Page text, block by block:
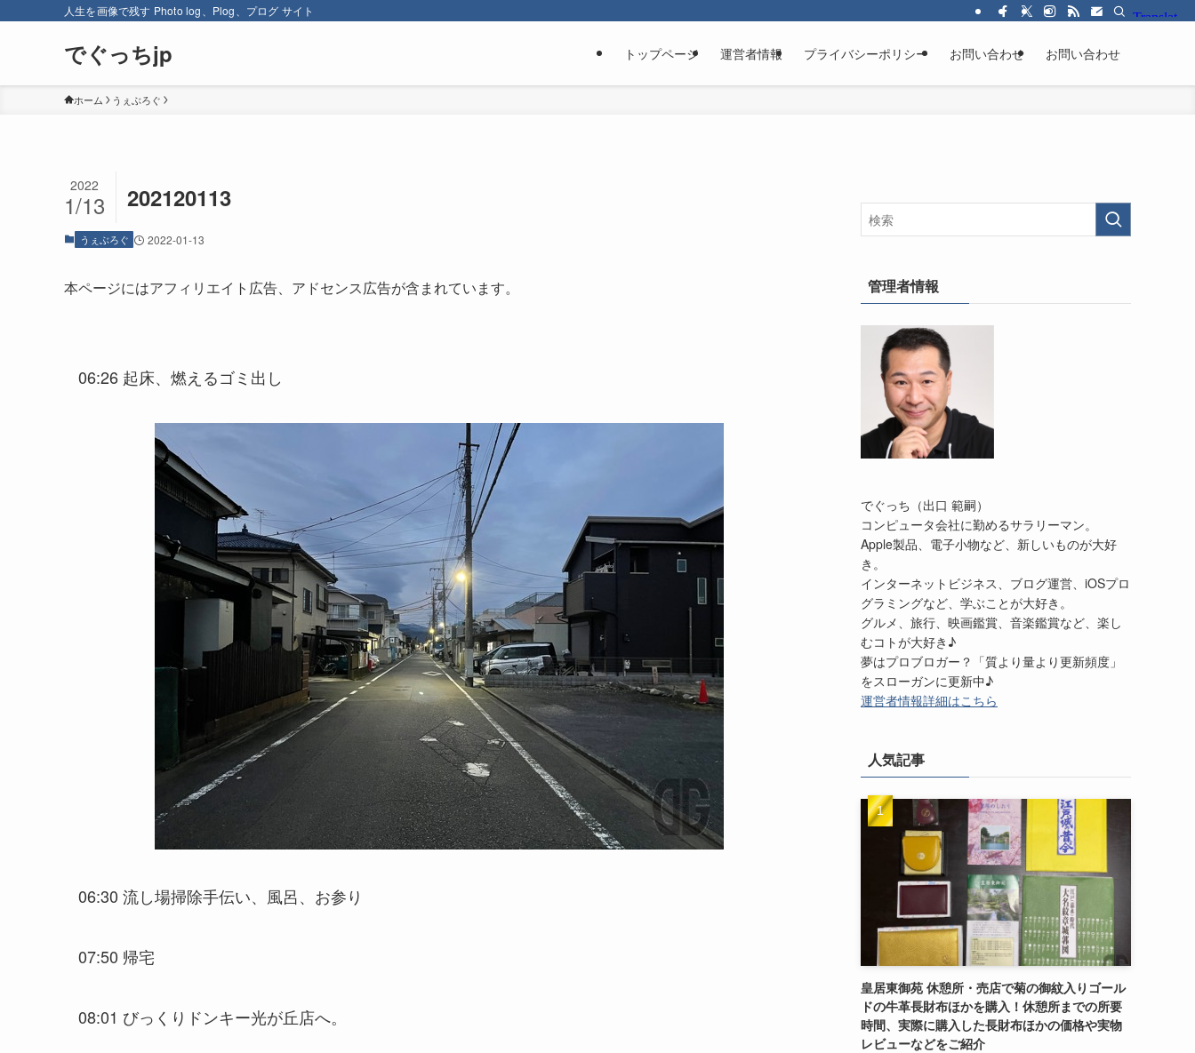
人生を画像で残す Photo log、Plog、プログ サイト
でぐっちjp トップページ 運営者情報 プライバシーポリシー お問い合わせ お問い合わせ
ホーム うぇぶろぐ
202120113
2022
1/13
うぇぶろぐ 2022-01-13
本ページにはアフィリエイト広告、アドセンス広告が含まれています。
06:26 起床、燃えるゴミ出し
06:30 流し場掃除手伝い、風呂、お参り
07:50 帰宅
08:01 びっくりドンキー光が丘店へ。
管理者情報
でぐっち（出口 範嗣）
コンピュータ会社に勤めるサラリーマン。
Apple製品、電子小物など、新しいものが大好
き。
インターネットビジネス、ブログ運営、iOSプロ
グラミングなど、学ぶことが大好き。
グルメ、旅行、映画鑑賞、音楽鑑賞など、楽し
むコトが大好き♪
夢はプロブロガー？「質より量より更新頻度」
をスローガンに更新中♪
運営者情報詳細はこちら
人気記事
皇居東御苑 休憩所・売店で菊の御紋入りゴール
ドの牛革長財布ほかを購入！休憩所までの所要
時間、実際に購入した長財布ほかの価格や実物
レビューなどをご紹介